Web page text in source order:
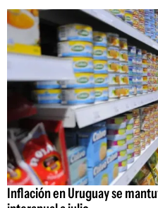
Inflación en Uruguay se